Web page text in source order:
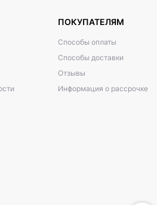
ПОКУПАТЕЛЯМ
Способы оплаты
Способы доставки
Отзывы
Информация о рассрочке